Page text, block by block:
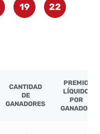
19 22
CANTIDAD
DE
GANADORES
PREMIO
LÍQUIDO
POR
GANADOR